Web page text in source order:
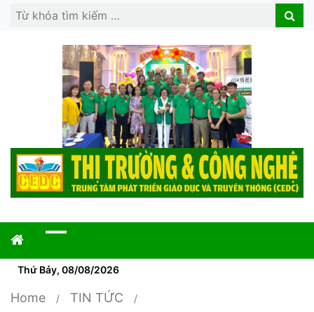
Search
Search
Thứ Bảy, 08/08/2026
Home
TIN TỨC